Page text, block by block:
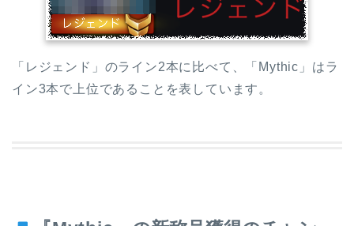
「レジェンド」のライン2本に比べて、「Mythic」はラ
イン3本で上位であることを表しています。